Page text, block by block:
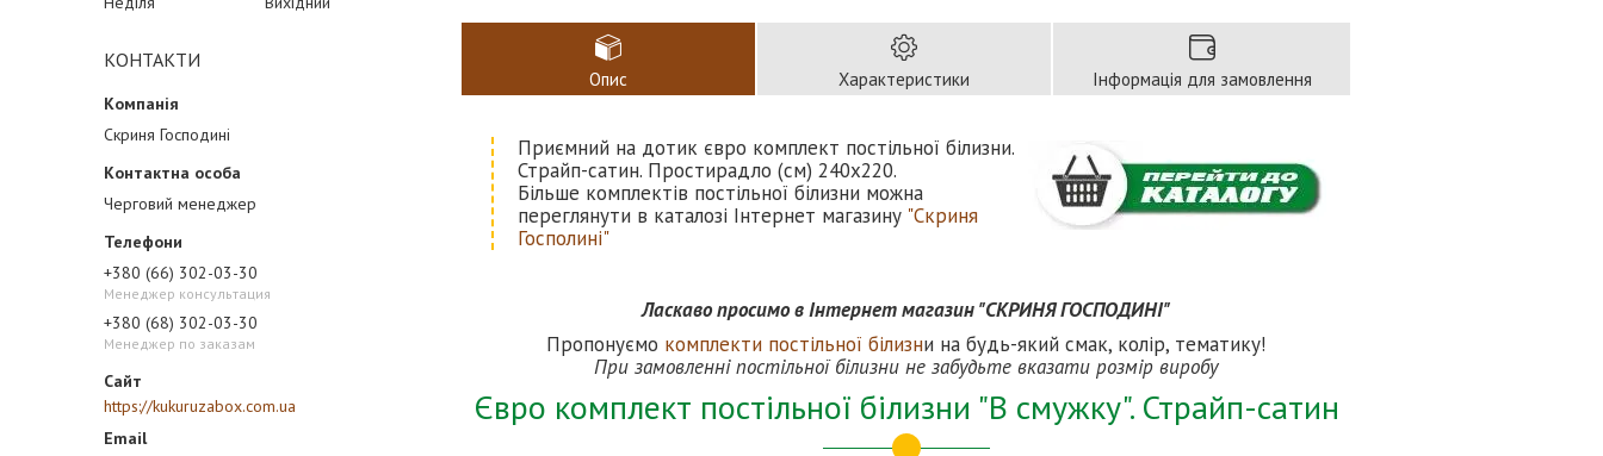
КОНТАКТИ
Скриня Господині
Черговий менеджер
+380 (66) 302-03-30
Менеджер консультация
+380 (68) 302-03-30
Менеджер по заказам
https://kukuruzabox.com.ua
Опис Характеристики Інформація для замовлення
Приємний на дотик євро комплект постільної білизни.
Страйп-сатин. Простирадло (см) 240х220.
Більше комплектів постільної білизни можна
переглянути в каталозі Інтернет магазину "Скриня
Госполині"
Ласкаво просимо в Інтернет магазин "СКРИНЯ ГОСПОДИНІ"
Пропонуємо комплекти постільної білизни на будь-який смак, колір, тематику!
При замовленні постільної білизни не забудьте вказати розмір виробу
Євро комплект постільної білизни "В смужку". Страйп-сатин